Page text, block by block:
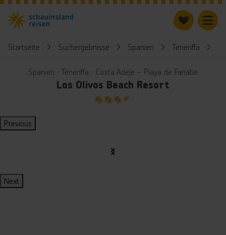
Startseite Suchergebnisse Spanien Teneriffa
Spanien ∙ Teneriffa ∙ Costa Adeje - Playa de Fanabe
Los Olivos Beach Resort
3.5
Previous
Next